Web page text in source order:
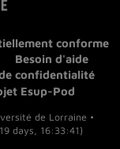
conforme
Besoin d'aide
confidentialité
Esup-Pod
de Lorraine •
days, 16:33:41)